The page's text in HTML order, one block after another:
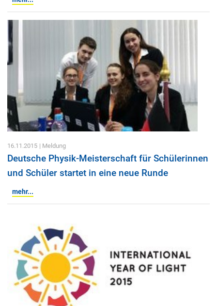
16.11.2015 | Meldung
Deutsche Physik-Meisterschaft für Schülerinnen
und Schüler startet in eine neue Runde
mehr...